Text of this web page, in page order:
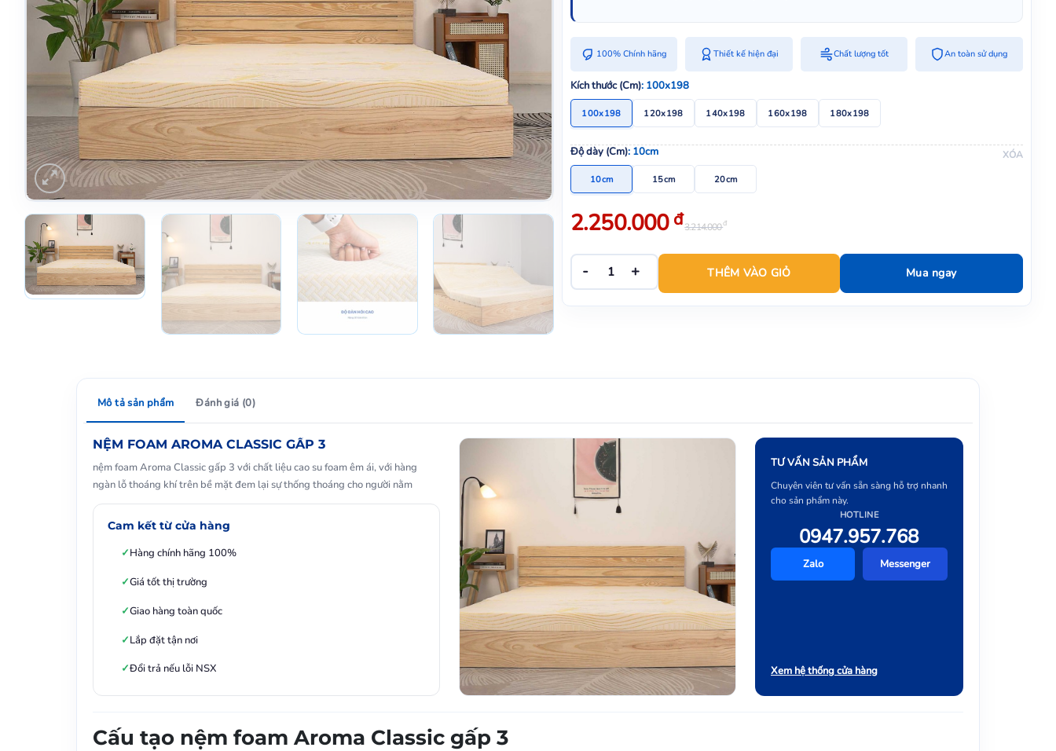
100% Chính hãng Thiết kế hiện đại Chất lượng tốt An toàn sử dụng
Kích thước (Cm): 100x198
100x198 120x198 140x198 160x198 180x198
Độ dày (Cm): 10cm
10cm 15cm 20cm
XÓA
2.250.000 đ
Giá
bán:
2.250.000 đ.
3.214.000đ
Giá
gốc:
3.214.000 đ.
Nệm foam Aroma Classic gấp 3 số lượng
THÊM VÀO GIỎ Mua ngay
Mô tả sản phẩm Đánh giá (0)
NỆM FOAM AROMA CLASSIC GẤP 3
nệm foam Aroma Classic gấp 3 với chất liệu cao su foam êm ái, với hàng
ngàn lỗ thoáng khí trên bề mặt đem lại sự thống thoáng cho người nằm
Cam kết từ cửa hàng
Hàng chính hãng 100%
Giá tốt thị trường
Giao hàng toàn quốc
Lắp đặt tận nơi
Đổi trả nếu lỗi NSX
TƯ VẤN SẢN PHẨM
Chuyên viên tư vấn sẵn sàng hỗ trợ nhanh
cho sản phẩm này.
HOTLINE
0947.957.768
Zalo Messenger
Xem hệ thống cửa hàng
Cấu tạo nệm foam Aroma Classic gấp 3